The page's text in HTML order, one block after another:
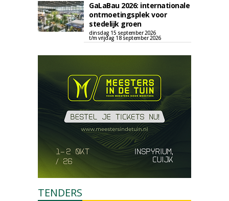
GaLaBau 2026: internationale
ontmoetingsplek voor
stedelijk groen
dinsdag 15 september 2026
t/m vrijdag 18 september 2026
TENDERS